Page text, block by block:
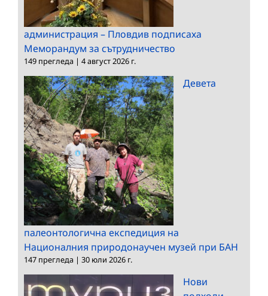
администрация – Пловдив подписаха
Меморандум за сътрудничество
149 прегледа | 4 август 2026 г.
Девета
палеонтологична експедиция на
Националния природонаучен музей при БАН
147 прегледа | 30 юли 2026 г.
Нови